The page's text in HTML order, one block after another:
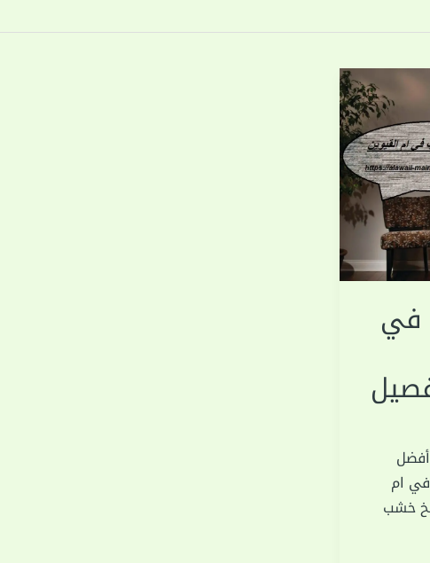
في
تفصيل
ام
خشب